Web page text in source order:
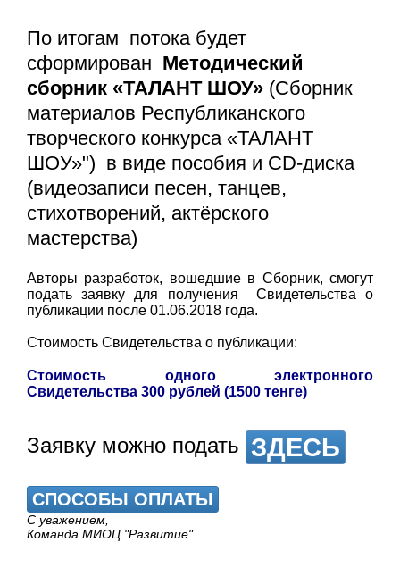
По итогам потока будет
сформирован Методический
сборник «ТАЛАНТ ШОУ» (Сборник
материалов Республиканского
творческого конкурса«ТАЛАНТ
ШОУ»") в виде пособия и CD-диска
(видеозаписи песен, танцев,
стихотворений, актёрского
мастерства)
Авторы разработок, вошедшие в Сборник, смогут
подать заявку для получения Свидетельства о
публикации после 01.06.2018 года.
Стоимость Свидетельства о публикации:
Стоимость одного электронного
Свидетельства 300 рублей (1500 тенге)
Заявку можно подать ЗДЕСЬ
СПОСОБЫ ОПЛАТЫ
С уважением,
Команда МИОЦ "Развитие"